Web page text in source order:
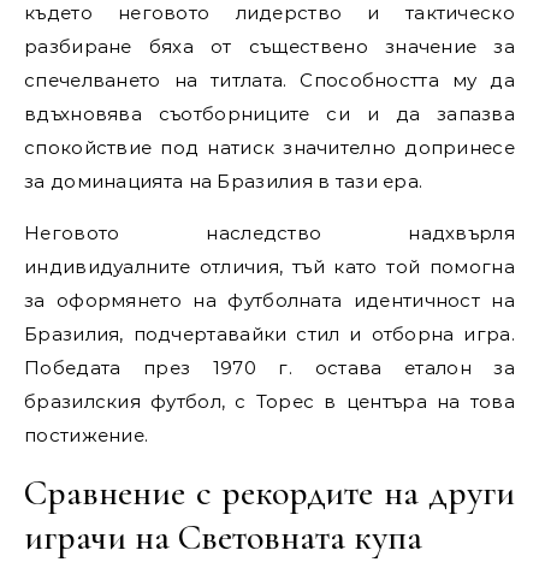
където неговото лидерство и тактическо
разбиране бяха от съществено значение за
спечелването на титлата. Способността му да
вдъхновява съотборниците си и да запазва
спокойствие под натиск значително допринесе
за доминацията на Бразилия в тази ера.
Неговото наследство надхвърля
индивидуалните отличия, тъй като той помогна
за оформянето на футболната идентичност на
Бразилия, подчертавайки стил и отборна игра.
Победата през 1970 г. остава еталон за
бразилския футбол, с Торес в центъра на това
постижение.
Сравнение с рекордите на други
играчи на Световната купа